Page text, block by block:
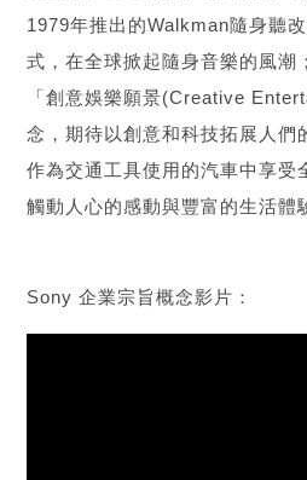
1979年推出的Walkman隨身聽
式，在全球掀起隨身音樂的風潮
「創意娛樂願景(Creative
念，期待以創意和科技拓展人們
作為交通工具使用的汽車中享受
觸動人心的感動與豐富的生活體
Sony 企業宗旨概念影片：